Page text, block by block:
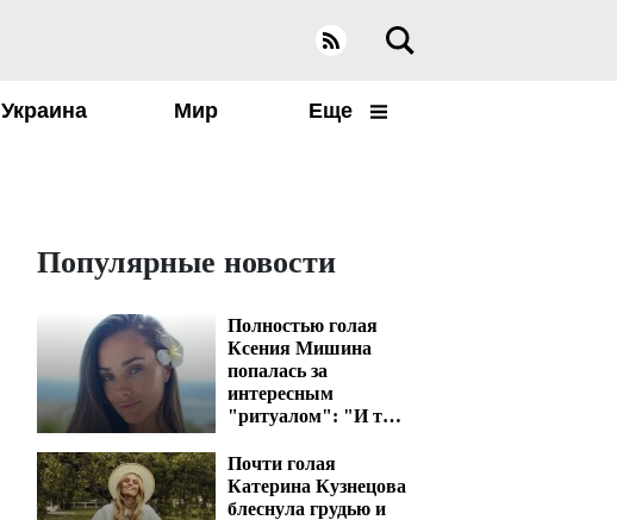
Украина Мир Еще
Популярные новости
Полностью голая
Ксения Мишина
попалась за
интересным
"ритуалом": "И так
Почти голая
Катерина Кузнецова
блеснула грудью и